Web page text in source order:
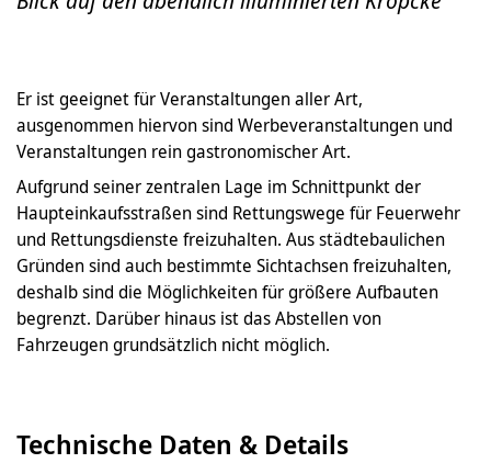
Er ist geeignet für Veranstaltungen aller Art,
ausgenommen hiervon sind Werbeveranstaltungen und
Veranstaltungen rein gastronomischer Art.
Aufgrund seiner zentralen Lage im Schnittpunkt der
Haupteinkaufsstraßen sind Rettungswege für Feuerwehr
und Rettungsdienste freizuhalten. Aus städtebaulichen
Gründen sind auch bestimmte Sichtachsen freizuhalten,
deshalb sind die Möglichkeiten für größere Aufbauten
begrenzt. Darüber hinaus ist das Abstellen von
Fahrzeugen grundsätzlich nicht möglich.
Technische Daten & Details